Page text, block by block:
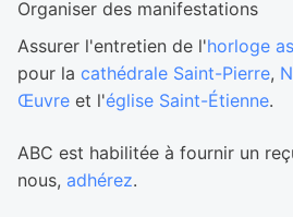
Organiser des manifestations
Assurer l'entretien de l'horloge
pour la cathédrale Saint-Pierre,
Œuvre et l'église Saint-Étienne.
ABC est habilitée à fournir un
nous, adhérez.